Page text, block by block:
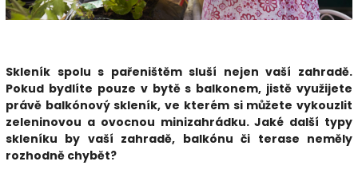
Skleník spolu s pařeništěm sluší nejen vaší zahradě.
Pokud bydlíte pouze v bytě s balkonem, jistě využijete
právě balkónový skleník, ve kterém si můžete vykouzlit
zeleninovou a ovocnou minizahrádku. Jaké další typy
skleníku by vaší zahradě, balkónu či terase neměly
rozhodně chybět?